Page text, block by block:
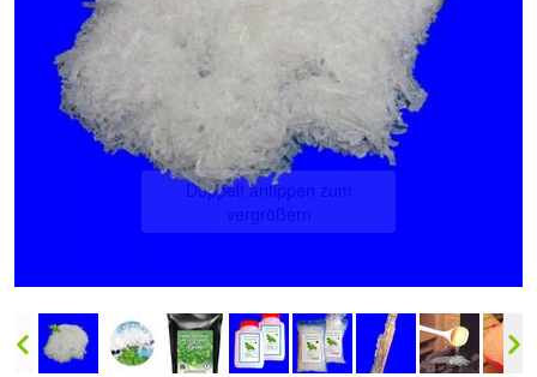
Doppelt antippen zum
vergrößern